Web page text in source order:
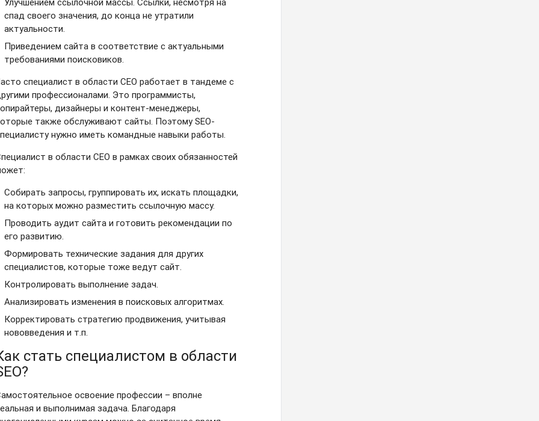
Улучшением ссылочной массы. Ссылки, несмотря на
спад своего значения, до конца не утратили
актуальности.
Приведением сайта в соответствие с актуальными
требованиями поисковиков.
специалист в области СЕО работает в тандеме с
профессионалами. Это программисты,
дизайнеры и контент-менеджеры,
также обслуживают сайты. Поэтому SEO-
нужно иметь командные навыки работы.
в области СЕО в рамках своих обязанностей
Собирать запросы, группировать их, искать площадки,
на которых можно разместить ссылочную массу.
Проводить аудит сайта и готовить рекомендации по
его развитию.
Формировать технические задания для других
специалистов, которые тоже ведут сайт.
Контролировать выполнение задач.
Анализировать изменения в поисковых алгоритмах.
Корректировать стратегию продвижения, учитывая
нововведения и т.п.
стать специалистом в области
освоение профессии – вполне
и выполнимая задача. Благодаря